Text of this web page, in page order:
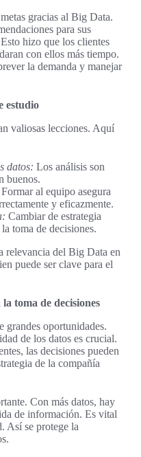
gracias al Big Data.
para sus
hizo que los clientes
con ellos más tiempo.
la demanda y manejar
estudio
valiosas lecciones. Aquí
datos: Los análisis son
buenos.
Formar al equipo asegura
y eficazmente.
Cambiar de estrategia
toma de decisiones.
relevancia del Big Data en
puede ser clave para el
toma de decisiones
grandes oportunidades.
de los datos es crucial.
las decisiones pueden
de la compañía
Con más datos, hay
de información. Es vital
Así se protege la